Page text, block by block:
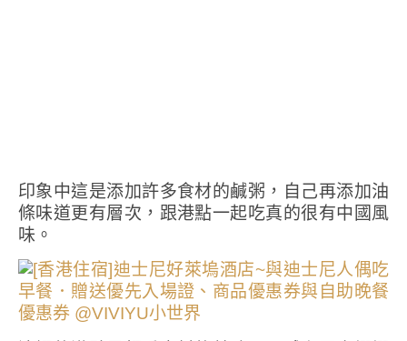
印象中這是添加許多食材的鹹粥，自己再添加油
條味道更有層次，跟港點一起吃真的很有中國風
味。